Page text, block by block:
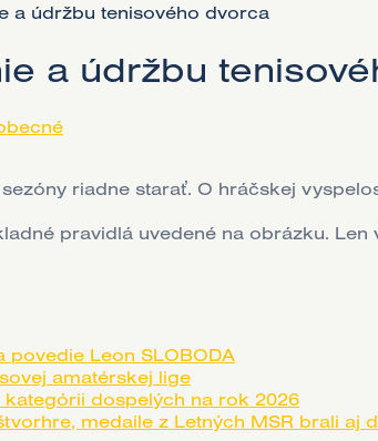
a údržbu tenisového dvorca
a údržbu
riadne starať. O hráčskej
pravidlá uvedené na obrázku.
Leon SLOBODA
amatérskej lige
kategórii dospelých na rok 2026
medaile z Letných MSR brali aj